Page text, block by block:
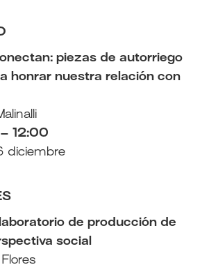
piezas de autorriego
honrar nuestra relación con
12:00
diciembre
de producción de
social